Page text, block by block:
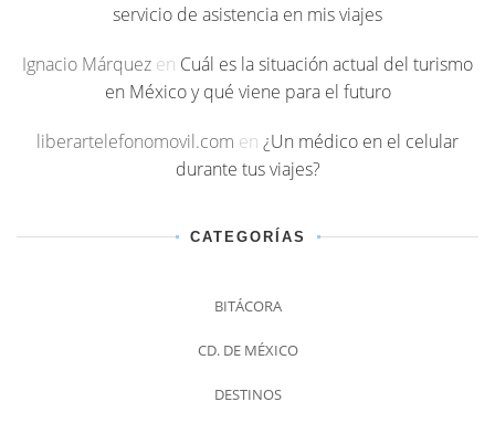
servicio de asistencia en mis viajes
Ignacio Márquez en Cuál es la situación actual del turismo
en México y qué viene para el futuro
liberartelefonomovil.com en ¿Un médico en el celular
durante tus viajes?
CATEGORÍAS
BITÁCORA
CD. DE MÉXICO
DESTINOS